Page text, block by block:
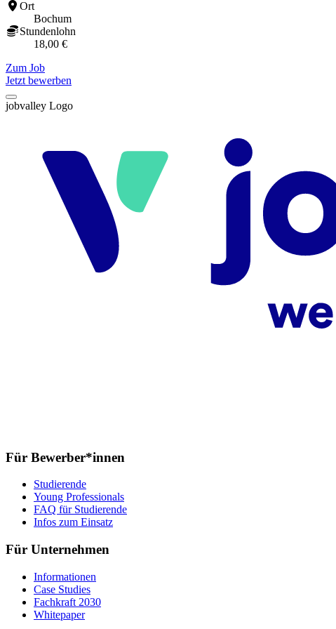
Ort
Bochum
Stundenlohn
18,00 €
Zum Job
Jetzt bewerben
jobvalley Logo
Für Bewerber*innen
Studierende
Young Professionals
FAQ für Studierende
Infos zum Einsatz
Für Unternehmen
Informationen
Case Studies
Fachkraft 2030
Whitepaper